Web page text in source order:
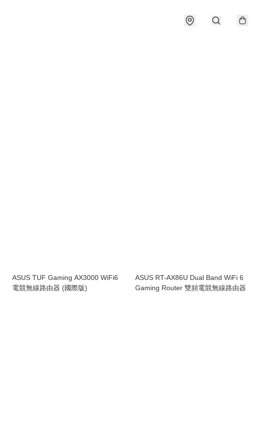
ASUS TUF Gaming AX3000 WiFi6
電競無線路由器 (國際版)
ASUS RT-AX86U Dual Band WiFi 6
Gaming Router 雙頻電競無線路由器